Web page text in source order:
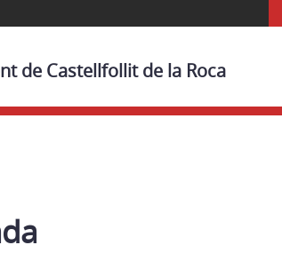
de Castellfollit de la Roca